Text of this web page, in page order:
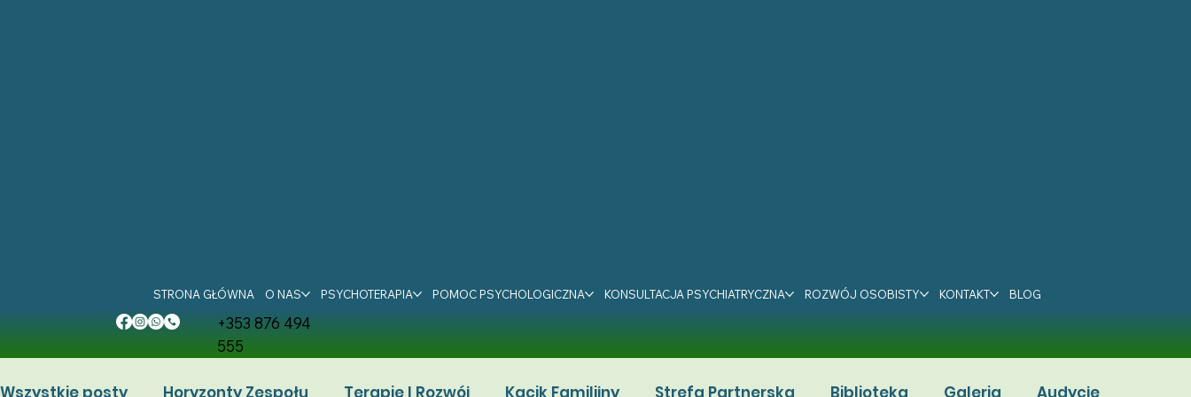
STRONA GŁÓWNA O NAS PSYCHOTERAPIA POMOC PSYCHOLOGICZNA KONSULTACJA PSYCHIATRYCZNA ROZWÓJ OSOBISTY KONTAKT BLOG
+353 876 494
555